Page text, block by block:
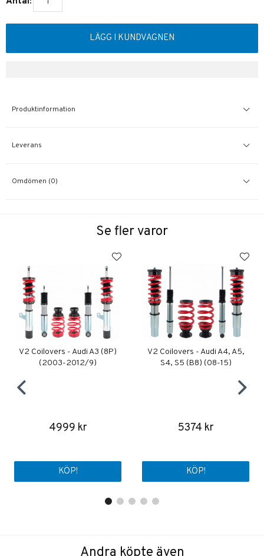
LÄGG I KUNDVAGNEN
Produktinformation
Leverans
Omdömen (0)
Se fler varor
V2 Coilovers - Audi A3 (8P)
(2003-2012/9)
4999 kr
KÖP!
V2 Coilovers - Audi A4, A5,
S4, S5 (B8) (08-15)
5374 kr
KÖP!